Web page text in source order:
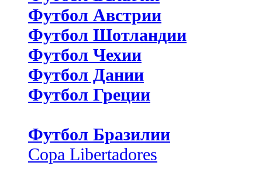
Футбол Австрии
Футбол Шотландии
Футбол Чехии
Футбол Дании
Футбол Греции
Футбол Бразилии
Copa Libertadores